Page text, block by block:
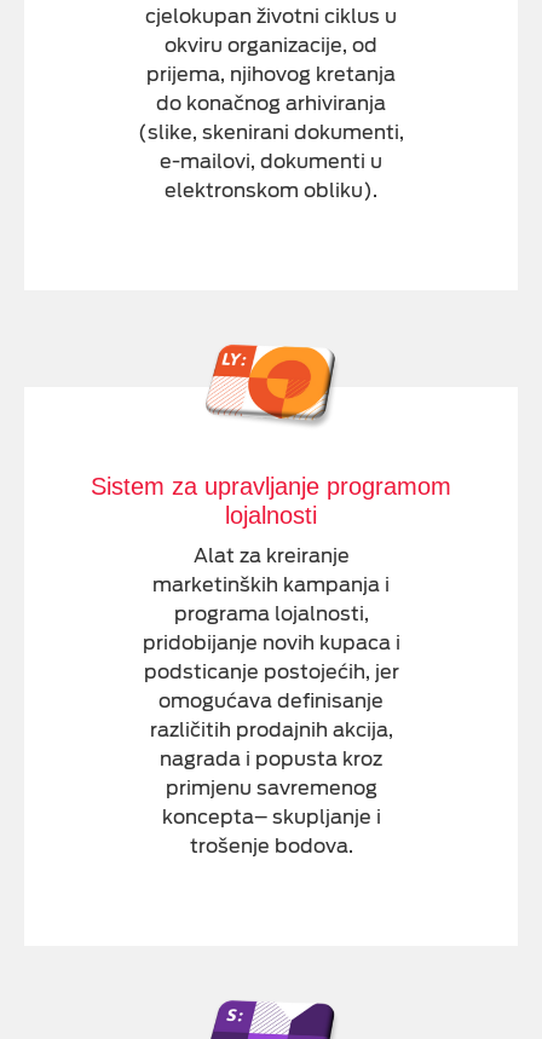
cjelokupan životni ciklus u
okviru organizacije, od
prijema, njihovog kretanja
do konačnog arhiviranja
(slike, skenirani dokumenti,
e-mailovi, dokumenti u
elektronskom obliku).
Sistem za upravljanje programom
lojalnosti
Alat za kreiranje
marketinških kampanja i
programa lojalnosti,
pridobijanje novih kupaca i
podsticanje postojećih, jer
omogućava deﬁnisanje
različitih prodajnih akcija,
nagrada i popusta kroz
primjenu savremenog
koncepta– skupljanje i
trošenje bodova.